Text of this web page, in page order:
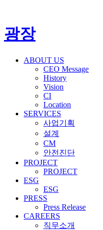
광장
ABOUT US
CEO Message
History
Vision
CI
Location
SERVICES
사업기획
설계
CM
안전진단
PROJECT
PROJECT
ESG
ESG
PRESS
Press Release
CAREERS
직무소개